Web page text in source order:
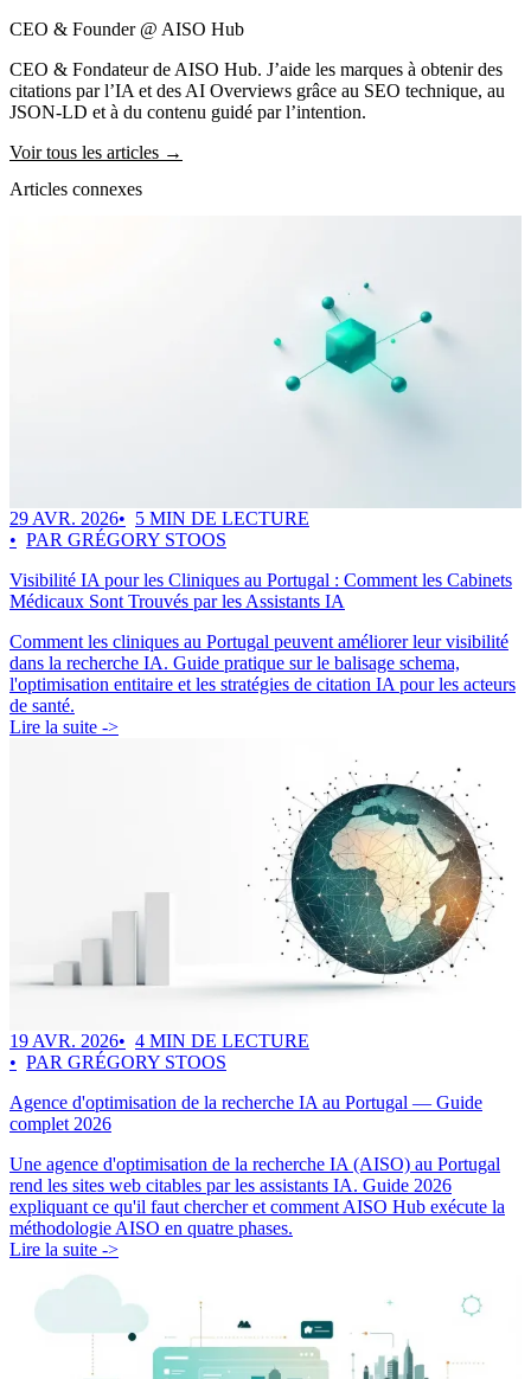
CEO & Founder @ AISO Hub
CEO & Fondateur de AISO Hub. J’aide les marques à obtenir des
citations par l’IA et des AI Overviews grâce au SEO technique, au
JSON-LD et à du contenu guidé par l’intention.
Voir tous les articles →
Articles connexes
29 AVR. 2026
5 MIN DE LECTURE
PAR GRÉGORY STOOS
Visibilité IA pour les Cliniques au Portugal : Comment les Cabinets
Médicaux Sont Trouvés par les Assistants IA
Comment les cliniques au Portugal peuvent améliorer leur visibilité
dans la recherche IA. Guide pratique sur le balisage schema,
l'optimisation entitaire et les stratégies de citation IA pour les acteurs
de santé.
Lire la suite ->
19 AVR. 2026
4 MIN DE LECTURE
PAR GRÉGORY STOOS
Agence d'optimisation de la recherche IA au Portugal — Guide
complet 2026
Une agence d'optimisation de la recherche IA (AISO) au Portugal
rend les sites web citables par les assistants IA. Guide 2026
expliquant ce qu'il faut chercher et comment AISO Hub exécute la
méthodologie AISO en quatre phases.
Lire la suite ->